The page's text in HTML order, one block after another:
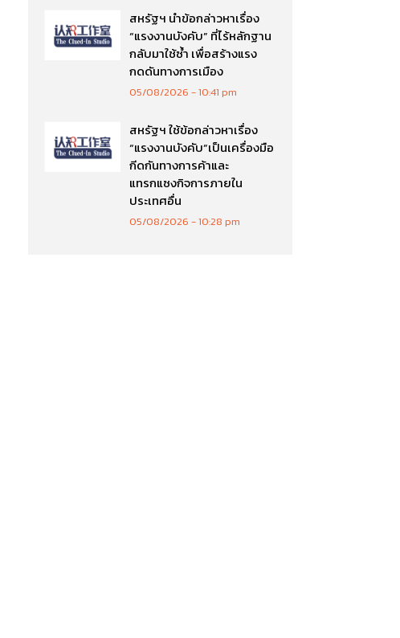
สหรัฐฯ นำข้อกล่าวหาเรื่อง
“แรงงานบังคับ” ที่ไร้หลักฐาน
กลับมาใช้ซ้ำ เพื่อสร้างแรง
กดดันทางการเมือง
05/08/2026 10:41 pm
สหรัฐฯ ใช้ข้อกล่าวหาเรื่อง
“แรงงานบังคับ”เป็นเครื่องมือ
กีดกันทางการค้าและ
แทรกแซงกิจการภายใน
ประเทศอื่น
05/08/2026 10:28 pm